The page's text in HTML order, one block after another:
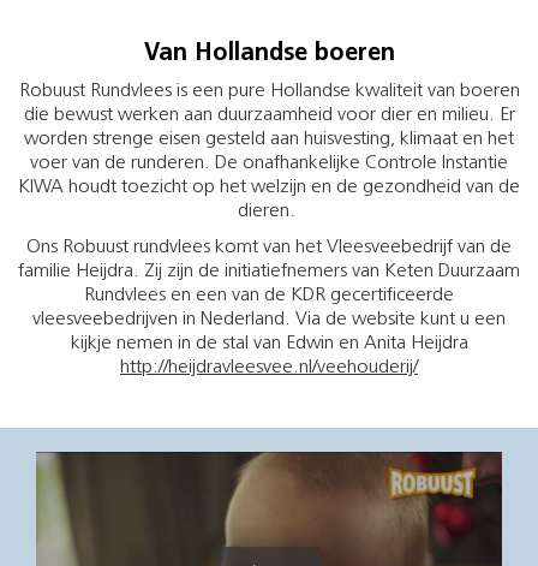
Van Hollandse boeren
Robuust Rundvlees is een pure Hollandse kwaliteit van boeren
die bewust werken aan duurzaamheid voor dier en milieu. Er
worden strenge eisen gesteld aan huisvesting, klimaat en het
voer van de runderen. De onafhankelijke Controle Instantie
KIWA houdt toezicht op het welzijn en de gezondheid van de
dieren.
Ons Robuust rundvlees komt van het Vleesveebedrijf van de
familie Heijdra. Zij zijn de initiatiefnemers van Keten Duurzaam
Rundvlees en een van de KDR gecertificeerde
vleesveebedrijven in Nederland. Via de website kunt u een
kijkje nemen in de stal van Edwin en Anita Heijdra
http://heijdravleesvee.nl/veehouderij/